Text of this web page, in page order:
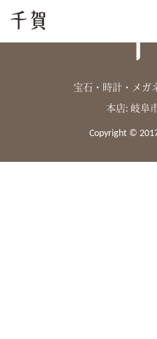
宝石・時計・メガ
本店: 岐阜
Copyright ©